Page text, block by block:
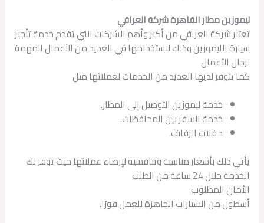
ليموزين مطار القاهرة شركة العراقي
تعتبر شركة العراقي من أكبر وأهم الشركات التي تقدم خدمة تأجير
سيارة الليموزين وذلك لاستخدامها في العديد من الأعمال المهمة
لرجال الأعمال
كما تتوفر لديها العديد من الخدمات لعملائها مثل
خدمة ليموزين التوصيل إلى المطار.
خدمة السفر بين المحافظات.
حفلات الزفاف.
يأتي ذلك بأسعار مناسبة وتنافسية لإرضاء عملائها حيث توفر لك
الخدمة خلال 24 ساعة من الطلب
الأمان المطلوب
أسطول من السيارات الجاهزة للعمل فورًا.